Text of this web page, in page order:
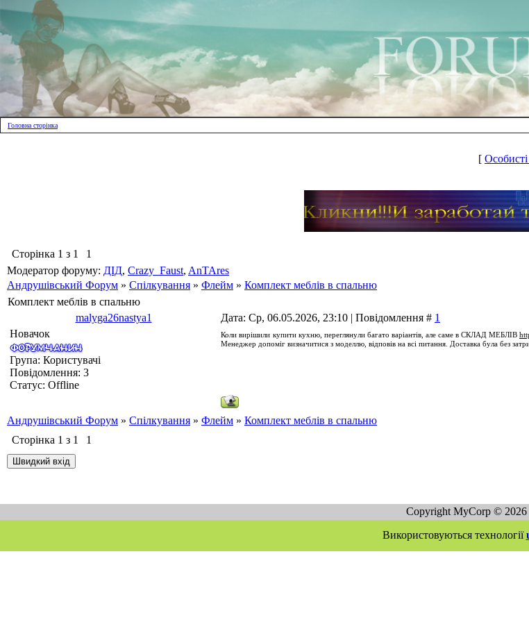
Головна сторінка
[
Сторінка 1 з 1
1
Модератор форуму: ДІД, Crazy_Faust, AnTAres
Андрушівський Форум » Спілкування » Флейм » Комплект меблів в спальню
Комплект меблів в спальню
malyga26nastya1
Дата: Ср, 06.05.2026, 23:10 | Повідомлення # 1
Новачок
Група: Користувачі
Повідомлення: 3
Статус: Offline
Коли вирішили купити кухню , переглянули багато варіантів, але саме в СКЛАД МЕБЛІВ
Менеджер допоміг визначитися з моделлю, відповів на всі питання. Доставка була без
Андрушівський Форум » Спілкування » Флейм » Комплект меблів в спальню
Сторінка 1 з 1
1
Copyright MyCorp © 2026
Використовуються технології